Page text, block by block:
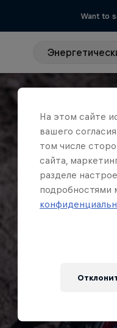
Want to
На этом сайте
вашего
том числе
сайта,
разделе
подробностями